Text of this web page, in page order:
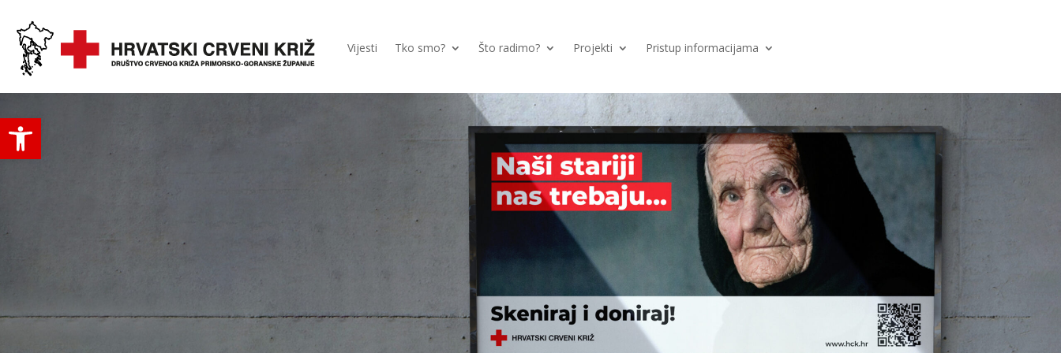
Open toolbar
Vijesti Tko smo? Što radimo? Projekti Pristup informacijama